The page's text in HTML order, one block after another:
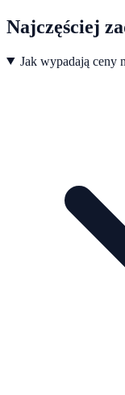
Najczęściej
Jak wypadają ceny